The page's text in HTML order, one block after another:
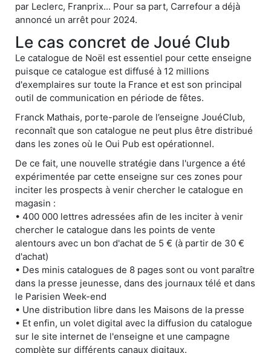
par Leclerc, Franprix... Pour sa part, Carrefour a déjà
annoncé un arrêt pour 2024.
Le cas concret de Joué Club
Le catalogue de Noël est essentiel pour cette enseigne
puisque ce catalogue est diffusé à 12 millions
d'exemplaires sur toute la France et est son principal
outil de communication en période de fêtes.
Franck Mathais, porte-parole de l’enseigne JouéClub,
reconnaît que son catalogue ne peut plus être distribué
dans les zones où le Oui Pub est opérationnel.
De ce fait, une nouvelle stratégie dans l'urgence a été
expérimentée par cette enseigne sur ces zones pour
inciter les prospects à venir chercher le catalogue en
magasin :
• 400 000 lettres adressées afin de les inciter à venir
chercher le catalogue dans les points de vente
alentours avec un bon d'achat de 5 € (à partir de 30 €
d'achat)
• Des minis catalogues de 8 pages sont ou vont paraître
dans la presse jeunesse, dans des journaux télé et dans
le Parisien Week-end
• Une distribution libre dans les Maisons de la presse
• Et enfin, un volet digital avec la diffusion du catalogue
sur le site internet de l'enseigne et une campagne
complète sur différents canaux digitaux.